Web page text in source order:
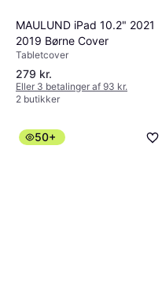
MAULUND iPad 10.2" 2021
2019 Børne Cover
Tabletcover
279 kr.
Eller 3 betalinger af 93 kr.
2 butikker
50+